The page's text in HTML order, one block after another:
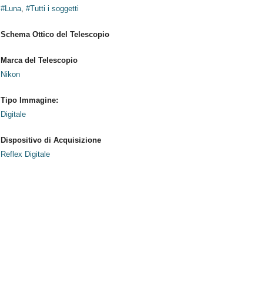
#Luna, #Tutti i soggetti
Schema Ottico del Telescopio
Marca del Telescopio
Nikon
Tipo Immagine:
Digitale
Dispositivo di Acquisizione
Reflex Digitale